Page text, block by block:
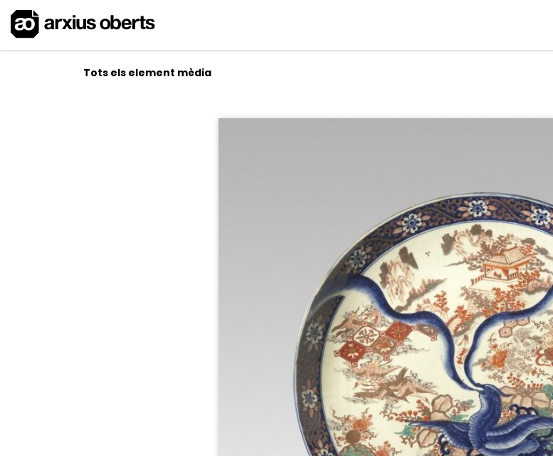
Tots els element mèdia